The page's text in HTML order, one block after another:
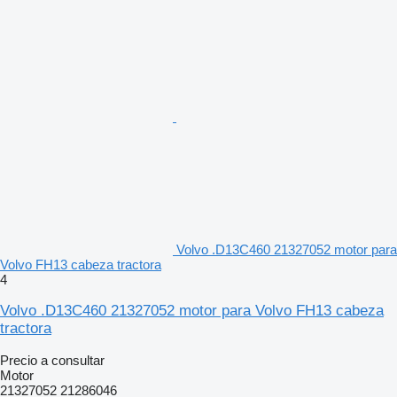
Volvo .D13C460 21327052 motor para
Volvo FH13 cabeza tractora
4
Volvo .D13C460 21327052 motor para Volvo FH13 cabeza
tractora
Precio a consultar
Motor
21327052 21286046